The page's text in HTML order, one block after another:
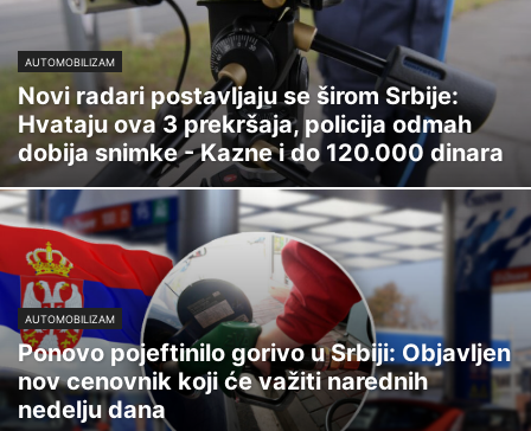
AUTOMOBILIZAM
Novi radari postavljaju se širom Srbije:
Hvataju ova 3 prekršaja, policija odmah
dobija snimke - Kazne i do 120.000 dinara
AUTOMOBILIZAM
Ponovo pojeftinilo gorivo u Srbiji: Objavljen
nov cenovnik koji će važiti narednih
nedelju dana